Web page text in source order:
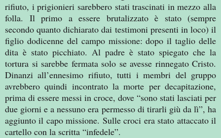
rifiuto, i prigionieri sarebbero stati trascinati in mezzo alla
folla. Il primo a essere brutalizzato è stato (sempre
secondo quanto dichiarato dai testimoni presenti in loco) il
figlio dodicenne del campo missione: dopo il taglio delle
dita è stato picchiato. Al padre è stato spiegato che la
tortura si sarebbe fermata solo se avesse rinnegato Cristo.
Dinanzi all’ennesimo rifiuto, tutti i membri del gruppo
avrebbero quindi incontrato la morte per decapitazione,
prima di essere messi in croce, dove “sono stati lasciati per
due giorni e a nessuno era permesso di tirarli giù da lì”, ha
aggiunto il capo missione. Sulle croci era stato attaccato il
cartello con la scritta “infedele”.